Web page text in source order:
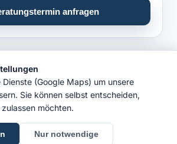
anfragen
78, 80802 München ·
888 66
KnieprotheseRöttinger-Methode
BlogKontaktImpressum
· Zentrum für Endoprothetik Münchner Freiheit
(Google Maps) um unsere
Sie können selbst entscheiden,
möchten.
Nur notwendige